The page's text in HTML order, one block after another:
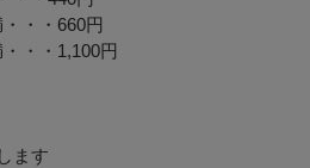
・・660円
・・1,100円
ます